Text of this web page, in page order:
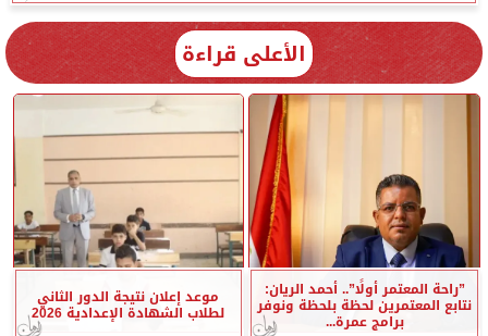
الأعلى قراءة
”راحة المعتمر أولًا”.. أحمد الريان:
نتابع المعتمرين لحظة بلحظة ونوفر
برامج عمرة...
موعد إعلان نتيجة الدور الثاني
لطلاب الشهادة الإعدادية 2026